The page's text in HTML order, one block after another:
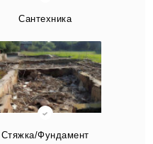
Сантехника
Стяжка/Фундамент